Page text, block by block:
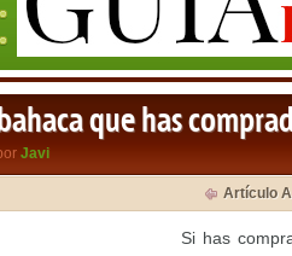
que has
Javi
Artículo
Si has